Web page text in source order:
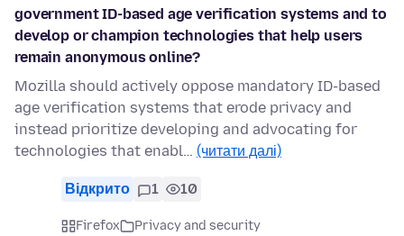
government ID-based age verification systems and to
develop or champion technologies that help users
remain anonymous online?
Mozilla should actively oppose mandatory ID-based
age verification systems that erode privacy and
instead prioritize developing and advocating for
technologies that enabl… (читати далі)
Відкрито 1 10
Firefox
Privacy and security